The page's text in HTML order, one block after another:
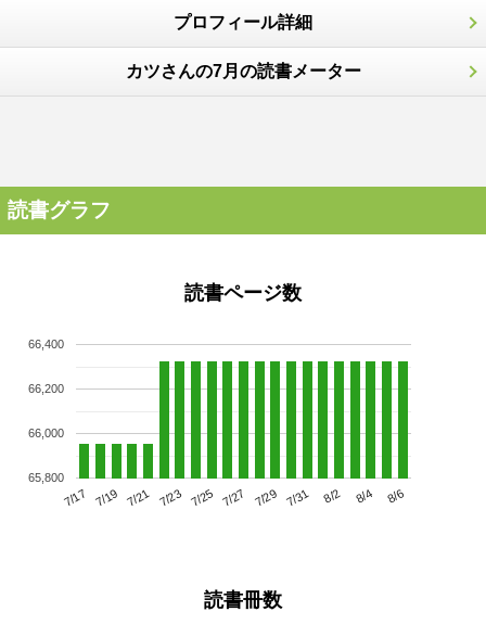
プロフィール詳細
カツさんの7月の読書メーター
読書グラフ
読書ページ数
7/17 7/19 7/21 7/23 7/25 7/27 7/29 7/31 8/2 8/4 8/6
65,800
66,000
66,200
66,400
読書冊数